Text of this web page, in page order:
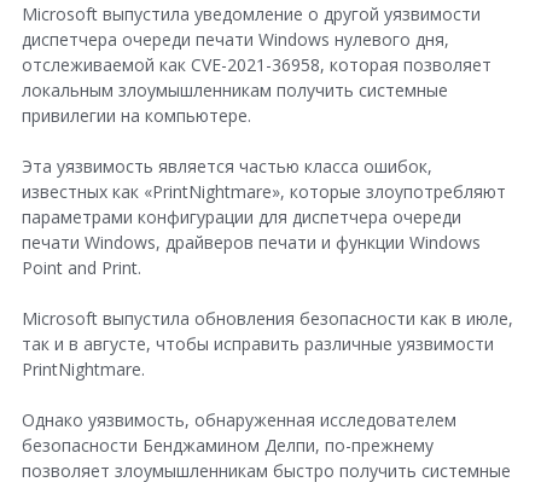
n
G
o
o
g
e
Microsoft выпустила уведомление о другой уязвимости
диспетчера очереди печати Windows нулевого дня,
отслеживаемой как CVE-2021-36958, которая позволяет
локальным злоумышленникам получить системные
привилегии на компьютере.
Эта уязвимость является частью класса ошибок,
известных как «PrintNightmare», которые злоупотребляют
параметрами конфигурации для диспетчера очереди
печати Windows, драйверов печати и функции Windows
Point and Print.
Microsoft выпустила обновления безопасности как в июле,
так и в августе, чтобы исправить различные уязвимости
PrintNightmare.
Однако уязвимость, обнаруженная исследователем
безопасности Бенджамином Делпи, по-прежнему
позволяет злоумышленникам быстро получить системные